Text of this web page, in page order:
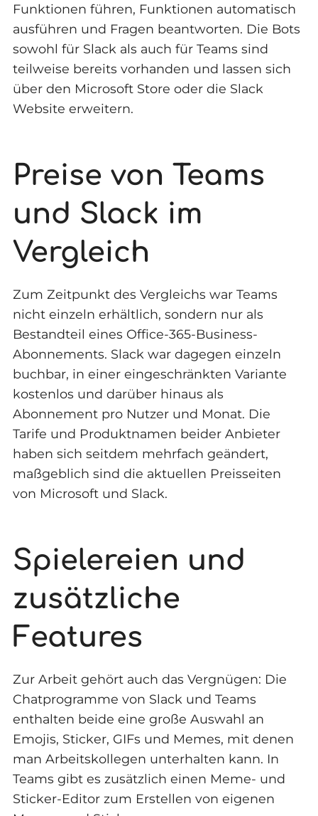
Funktionen führen, Funktionen automatisch
ausführen und Fragen beantworten. Die Bots
sowohl für Slack als auch für Teams sind
teilweise bereits vorhanden und lassen sich
über den Microsoft Store oder die Slack
Website erweitern.
Preise von Teams
und Slack im
Vergleich
Zum Zeitpunkt des Vergleichs war Teams
nicht einzeln erhältlich, sondern nur als
Bestandteil eines Office-365-Business-
Abonnements. Slack war dagegen einzeln
buchbar, in einer eingeschränkten Variante
kostenlos und darüber hinaus als
Abonnement pro Nutzer und Monat. Die
Tarife und Produktnamen beider Anbieter
haben sich seitdem mehrfach geändert,
maßgeblich sind die aktuellen Preisseiten
von Microsoft und Slack.
Spielereien und
zusätzliche
Features
Zur Arbeit gehört auch das Vergnügen: Die
Chatprogramme von Slack und Teams
enthalten beide eine große Auswahl an
Emojis, Sticker, GIFs und Memes, mit denen
man Arbeitskollegen unterhalten kann. In
Teams gibt es zusätzlich einen Meme- und
Sticker-Editor zum Erstellen von eigenen